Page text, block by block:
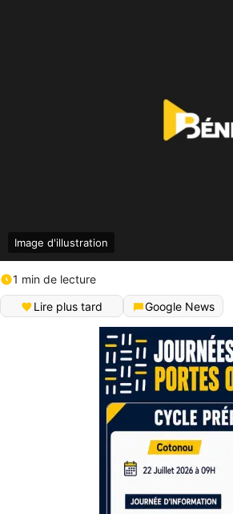
Image d'illustration
1 min de lecture
Lire plus tard
Google News